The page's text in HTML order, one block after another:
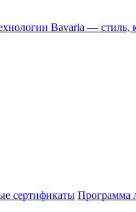
Bavaria — стиль,
сертификаты Программа